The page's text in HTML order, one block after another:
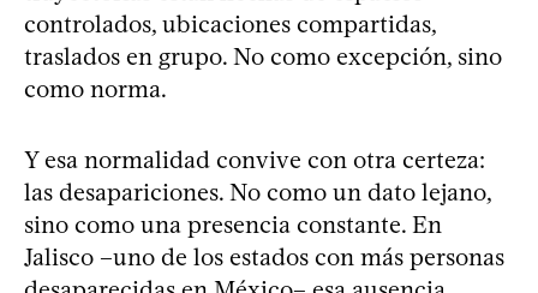
controlados, ubicaciones compartidas,
traslados en grupo. No como excepción, sino
como norma.
Y esa normalidad convive con otra certeza:
las desapariciones. No como un dato lejano,
sino como una presencia constante. En
Jalisco –uno de los estados con más personas